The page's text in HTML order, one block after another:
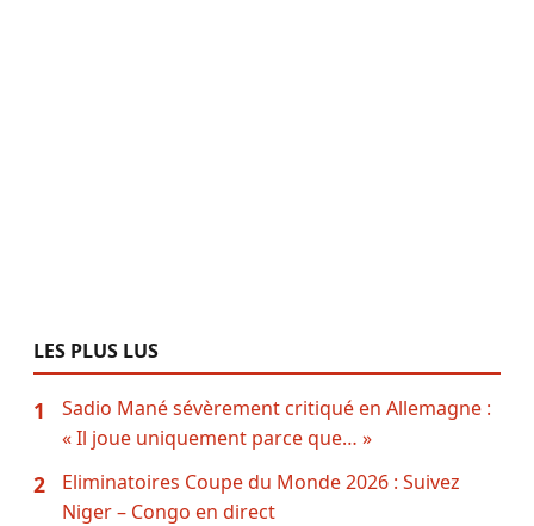
LES PLUS LUS
1
Sadio Mané sévèrement critiqué en Allemagne :
« Il joue uniquement parce que… »
2
Eliminatoires Coupe du Monde 2026 : Suivez
Niger – Congo en direct